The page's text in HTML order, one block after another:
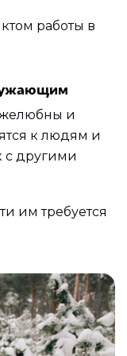
работы в
и
к людям и
с другими
им требуется